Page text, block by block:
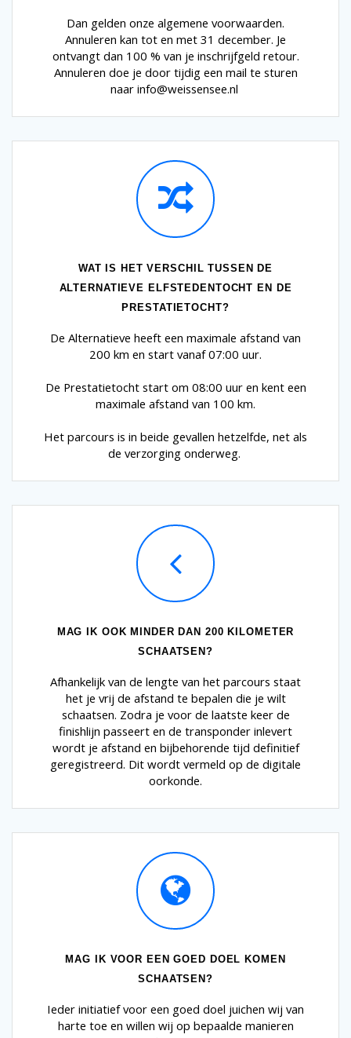
Dan gelden onze algemene voorwaarden.
Annuleren kan tot en met 31 december. Je
ontvangt dan 100 % van je inschrijfgeld retour.
Annuleren doe je door tijdig een mail te sturen
naar info@weissensee.nl
WAT IS HET VERSCHIL TUSSEN DE
ALTERNATIEVE ELFSTEDENTOCHT EN DE
PRESTATIETOCHT?
De Alternatieve heeft een maximale afstand van
200 km en start vanaf 07:00 uur.
De Prestatietocht start om 08:00 uur en kent een
maximale afstand van 100 km.
Het parcours is in beide gevallen hetzelfde, net als
de verzorging onderweg.
MAG IK OOK MINDER DAN 200 KILOMETER
SCHAATSEN?
Afhankelijk van de lengte van het parcours staat
het je vrij de afstand te bepalen die je wilt
schaatsen. Zodra je voor de laatste keer de
finishlijn passeert en de transponder inlevert
wordt je afstand en bijbehorende tijd definitief
geregistreerd. Dit wordt vermeld op de digitale
oorkonde.
MAG IK VOOR EEN GOED DOEL KOMEN
SCHAATSEN?
Ieder initiatief voor een goed doel juichen wij van
harte toe en willen wij op bepaalde manieren